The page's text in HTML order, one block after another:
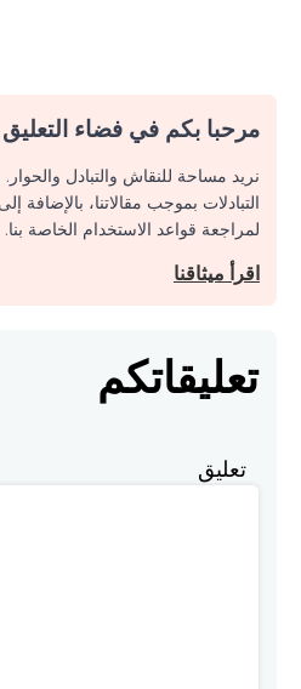
مرحبا بكم في فضاء التعليق
نريد مساحة للنقاش والتبادل
التبادلات بموجب مقالاتنا،
لمراجعة قواعد الاستخدام الخاصة بنا.
اقرأ ميثاقنا
تعليقاتكم
تعليق